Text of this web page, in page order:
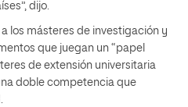
dijo.
los másteres de investigación y
que juegan un “papel
de extensión universitaria
doble competencia que